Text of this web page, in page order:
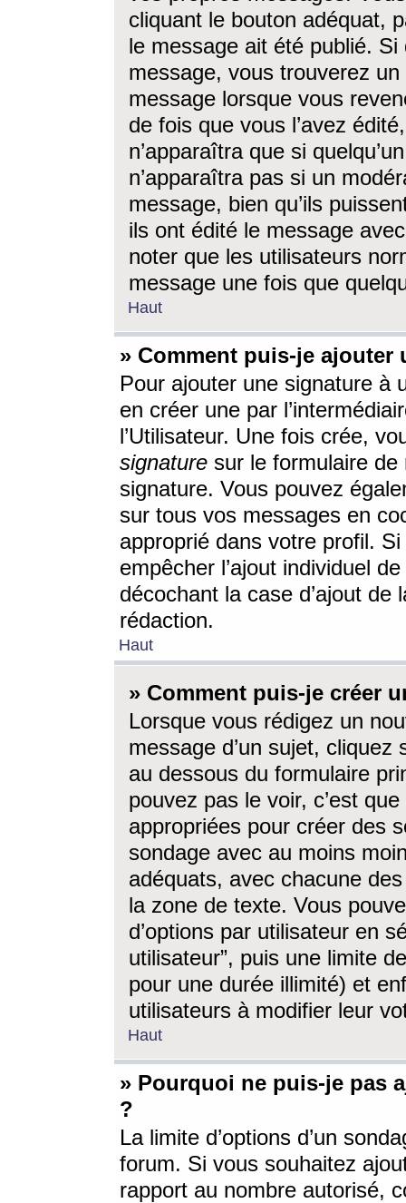
cliquant le bouton adéquat,
le message ait été publié. Si
message, vous trouverez
message lorsque vous
de fois que vous l’avez
n’apparaîtra que si
n’apparaîtra pas si un
message, bien qu’ils
ils ont édité le message
noter que les utilisateurs
message une fois que
Haut
» Comment puis-je ajouter
Pour ajouter une signature à
en créer une par
l’Utilisateur. Une fois crée,
signature sur le formulaire de
signature. Vous pouvez
sur tous vos messages en
approprié dans votre profil.
empêcher l’ajout individuel
décochant la case d’ajout
rédaction.
Haut
» Comment puis-je créer
Lorsque vous rédigez un
message d’un sujet, cliquez
au dessous du formulaire
pouvez pas le voir, c’est
appropriées pour créer des
sondage avec au moins
adéquats, avec chacune
la zone de texte. Vous
d’options par utilisateur en
utilisateur”, puis une limite
pour une durée illimité) et
utilisateurs à modifier leur
Haut
» Pourquoi ne puis-je pas
?
La limite d’options d’un
forum. Si vous souhaitez
rapport au nombre autorisé,